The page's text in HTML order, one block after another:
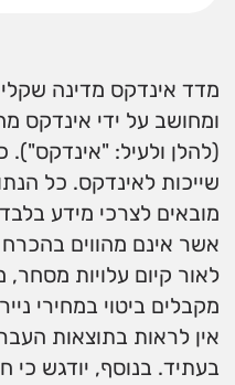
ומחושב על ידי אינדקס
(להלן ולעיל: "אינדקס").
שייכות לאינדקס. כל
מובאים לצרכי מידע
אשר אינם מהווים
לאור קיום עלויות מסחר,
מקבלים ביטוי במחירי
אין לראות בתוצאות
בעתיד. בנוסף, יודגש כי